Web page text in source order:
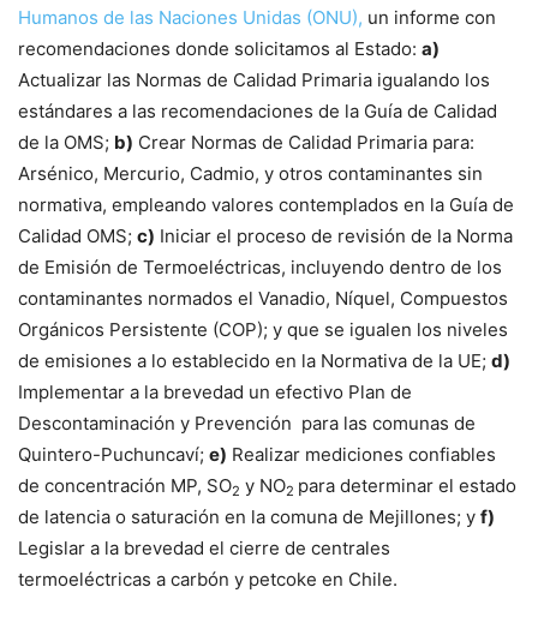
Humanos de las Naciones Unidas (ONU), un informe con
recomendaciones donde solicitamos al Estado: a)
Actualizar las Normas de Calidad Primaria igualando los
estándares a las recomendaciones de la Guía de Calidad
de la OMS; b) Crear Normas de Calidad Primaria para:
Arsénico, Mercurio, Cadmio, y otros contaminantes sin
normativa, empleando valores contemplados en la Guía de
Calidad OMS; c) Iniciar el proceso de revisión de la Norma
de Emisión de Termoeléctricas, incluyendo dentro de los
contaminantes normados el Vanadio, Níquel, Compuestos
Orgánicos Persistente (COP); y que se igualen los niveles
de emisiones a lo establecido en la Normativa de la UE; d)
Implementar a la brevedad un efectivo Plan de
Descontaminación y Prevención para las comunas de
Quintero-Puchuncaví; e) Realizar mediciones confiables
de concentración MP, SO2 y NO2 para determinar el estado
de latencia o saturación en la comuna de Mejillones; y f)
Legislar a la brevedad el cierre de centrales
termoeléctricas a carbón y petcoke en Chile.